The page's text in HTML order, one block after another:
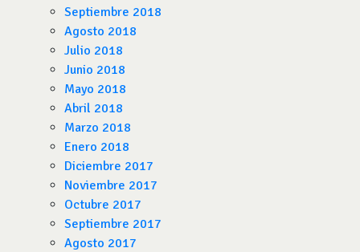
Septiembre 2018
Agosto 2018
Julio 2018
Junio 2018
Mayo 2018
Abril 2018
Marzo 2018
Enero 2018
Diciembre 2017
Noviembre 2017
Octubre 2017
Septiembre 2017
Agosto 2017